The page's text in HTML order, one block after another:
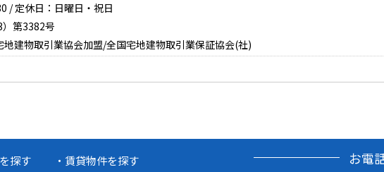
/ 定休日：日曜日・祝日
第3382号
建物取引業協会加盟/全国宅地建物取引業保証協会(社)
探す
賃貸物件を探す
お電